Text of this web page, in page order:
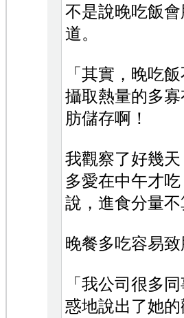
不是說晚吃飯
道。
「其實，晚吃
攝取熱量的多
肪儲存啊！
我觀察了好幾
多愛在中午才
說，進食分量
晚餐多吃容易致
「我公司很多
惑地說出了她的